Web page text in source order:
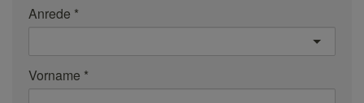
Anrede
Vorname